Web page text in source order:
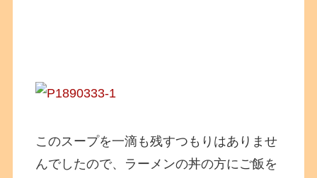
このスープを一滴も残すつもりはありませ
んでしたので、ラーメンの丼の方にご飯を